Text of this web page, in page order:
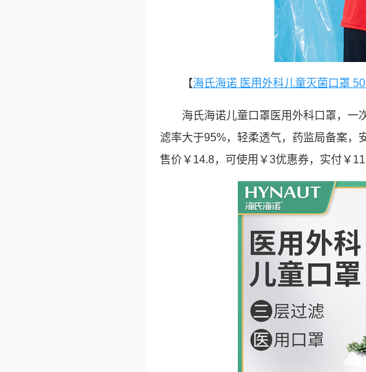
【海氏海诺 医用外科儿童灭菌口罩
海氏海诺儿童口罩医用外科口罩，一
滤率大于95%，轻柔透气，药监局备案，
售价￥14.8，可使用￥3优惠券，实付￥